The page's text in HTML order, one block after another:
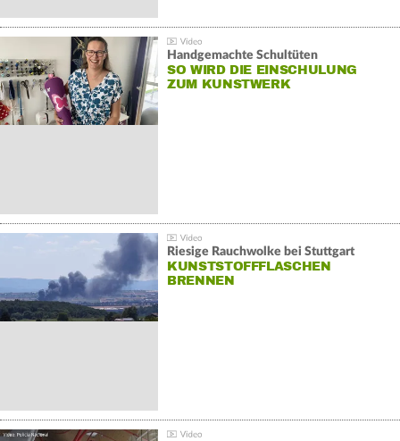
Handgemachte Schultüten
SO WIRD DIE EINSCHULUNG
ZUM KUNSTWERK
Riesige Rauchwolke bei Stuttgart
KUNSTSTOFFFLASCHEN
BRENNEN